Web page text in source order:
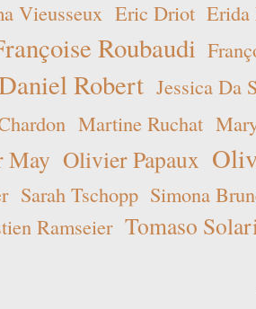
Vieusseux Eric Driot Erida
Roubaudi
Robert Jessica Da
Martine Ruchat
May Olivier Papaux
Sarah Tschopp Simona
Ramseier Tomaso Solari